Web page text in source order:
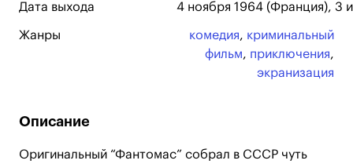
Дата выхода 4 ноября 1964 (Франция), 3
Жанры комедия, криминальный
фильм, приключения,
экранизация
Описание
Оригинальный “Фантомас” собрал в СССР чуть